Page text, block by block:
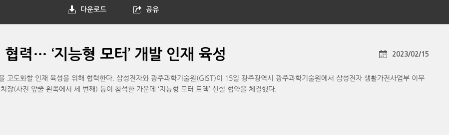
다운로드 공유
력… ‘지능형 모터’ 개발 인재 육성 2023/02/15
도화할 인재 육성을 위해 협력한다. 삼성전자와 광주과학기술원(GIST)이 15일 광주광역시 광주과학기술원에서 삼성전자 생활가전사업부 이무
(사진 앞줄 왼쪽에서 세 번째) 등이 참석한 가운데 ‘지능형 모터 트랙’ 신설 협약을 체결했다.